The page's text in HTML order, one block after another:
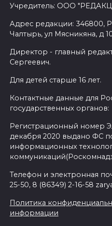
Учредитель: ООО
Адрес редакции: 346800,
Чалтырь, ул Мясникяна, д
Директор - главный
Сергеевич.
Для детей старше 16 лет.
Контактные данные для
государственных органов:
Регистрационный номер
декабря 2020 выдано ФС
информационных
Телефон и электронная
25-50, 8 (86349) 2-16-58
Политика
информации